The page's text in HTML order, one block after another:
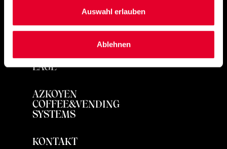
Auswahl erlauben
Ablehnen
LAGE
AZKOYEN
COFFEE&VENDING
SYSTEMS
KONTAKT